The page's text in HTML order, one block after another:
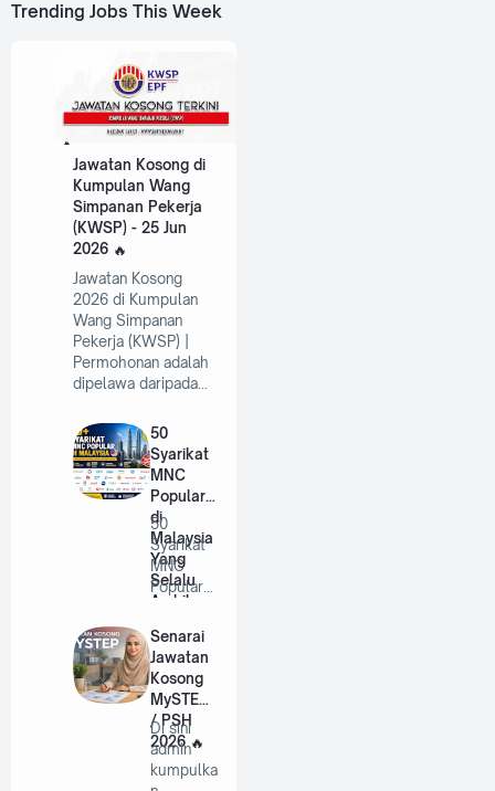
Trending Jobs This Week
Jawatan Kosong di
Kumpulan Wang
Simpanan Pekerja
(KWSP) - 25 Jun
2026
Jawatan Kosong
2026 di Kumpulan
Wang Simpanan
Pekerja (KWSP) |
Permohonan adalah
dipelawa daripada…
50
Syarikat
MNC
Popular
di
Malaysia
Yang
Selalu
Ambil
Tahun
2026
50
Syarikat
MNC
Popular
Malaysia
Yang
Selalu
A…
Senarai
Jawatan
Kosong
MySTEP
/ PSH
2026
Di sini
admin
kumpulka